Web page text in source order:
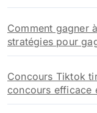
Comment gagner
stratégies pour
Concours Tiktok
concours efficace